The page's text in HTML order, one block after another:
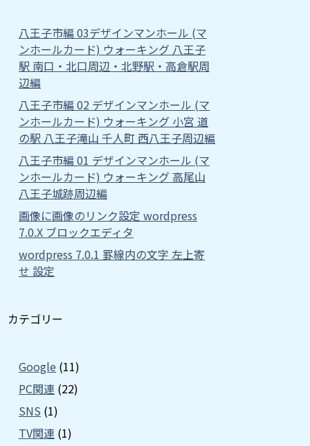
八王子市編 03デザインマンホール (マ
ンホールカード) ウォーキング 八王子
駅 南口・北口周辺・北野駅・高倉駅周
辺編
八王子市編 02 デザインマンホール (マ
ンホールカード) ウォーキング 小宮 道
の駅 八王子滝山 千人町 西八王子周辺編
八王子市編 01 デザインマンホール (マ
ンホールカード) ウォーキング 高尾山
八王子城跡周辺編
画像に画像のリンク設定 wordpress
7.0.X ブロックエディタ
wordpress 7.0.1 罫線内の文字 左上寄
せ 設定
カテゴリー
Google (11)
PC関連 (22)
SNS (1)
TV関連 (1)